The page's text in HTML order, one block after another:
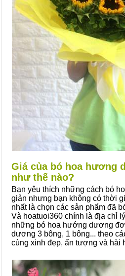
Giá của bó hoa hương
như thế nào?
Bạn yêu thích những cách bó
giản nhưng bạn không có thời
nhất là chọn các sản phẩm đã
Và hoatuoi360 chính là địa chỉ
những bó hoa hướng dương
dương 3 bông, 1 bông... theo
cùng xinh đẹp, ấn tượng và hài